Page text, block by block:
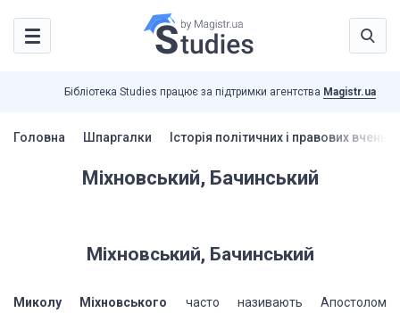
Бібліотека Studies працює за підтримки агентства Magistr.ua
Головна Шпаргалки Історія політичних і правових вчень
Міхновський, Бачинський
Міхновський, Бачинський
Миколу Міхновського часто називають Апостолом